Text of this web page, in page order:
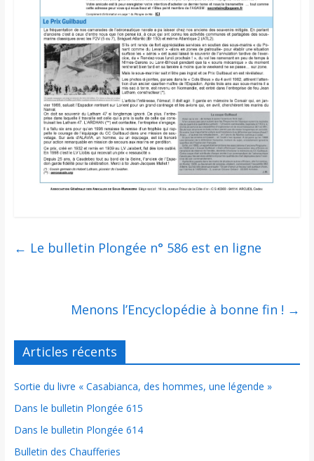
← Le bulletin Plongée n° 586 est en ligne
Menons l’Encyclopédie à bonne fin ! →
Articles récents
Sortie du livre « Casabianca, des hommes, une légende »
Dans le bulletin Plongée 615
Dans le bulletin Plongée 614
Bulletin des Chaufferies